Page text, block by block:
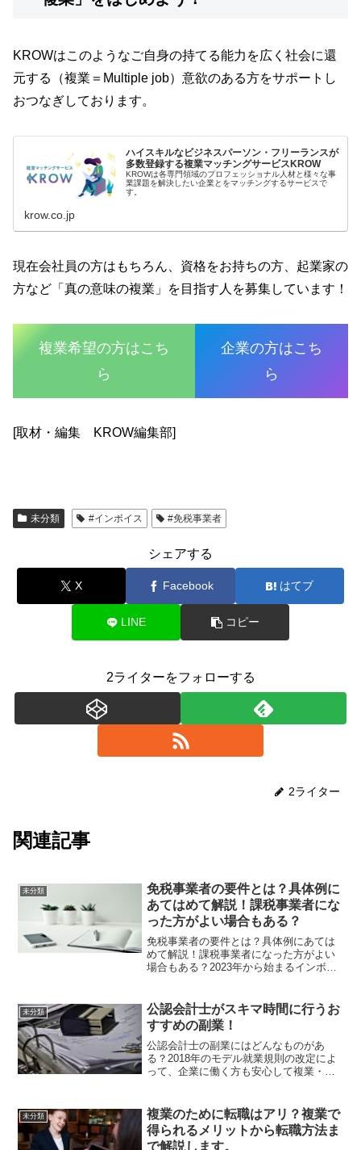
KROWはこのようなご自身の持てる能力を広く社会に還
元する（複業＝Multiple job）意欲のある方をサポートし
おつなぎしております。
ハイスキルなビジネスパーソン・フリーランスが
多数登録する複業マッチングサービスKROW
KROWは各専門領域のプロフェッショナル人材と様々な事
業課題を解決したい企業とをマッチングするサービスで
す。
krow.co.jp
現在会社員の方はもちろん、資格をお持ちの方、起業家の
方など「真の意味の複業」を目指す人を募集しています！
複業希望の方はこち
ら
企業の方はこち
ら
[取材・編集 KROW編集部]
未分類 #インボイス #免税事業者
シェアする
X Facebook はてブ
LINE コピー
2ライターをフォローする
2ライター
関連記事
未分類
免税事業者の要件とは？具体例に
あてはめて解説！課税事業者にな
った方がよい場合もある？
免税事業者の要件とは？具体例にあては
めて解説！課税事業者になった方がよい
場合もある？2023年から始まるインボイ
知識に自信がなく、自分はどうすべきか
迷っている複業者の方...
未分類
公認会計士がスキマ時間に行うお
すすめの副業！
公認会計士の副業にはどんなものがあ
る？2018年のモデル就業規則の改定によ
って、企業に働く方も安心して複業・副
く、会計事務所や会社で勤務する多くの
会計士が副業を始めてい...
未分類
複業のために転職はアリ？複業で
得られるメリットから転職方法ま
で解説します。